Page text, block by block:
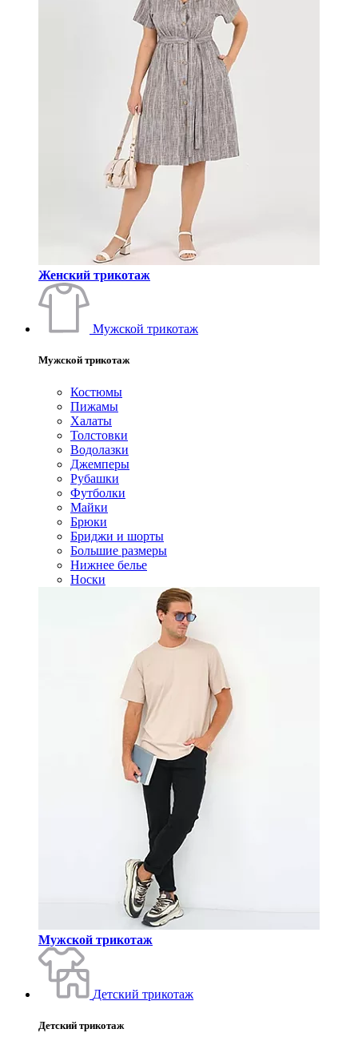
Женский трикотаж
Мужской трикотаж
Мужской трикотаж
Костюмы
Пижамы
Халаты
Толстовки
Водолазки
Джемперы
Рубашки
Футболки
Майки
Брюки
Бриджи и шорты
Большие размеры
Нижнее белье
Носки
Мужской трикотаж
Детский трикотаж
Детский трикотаж